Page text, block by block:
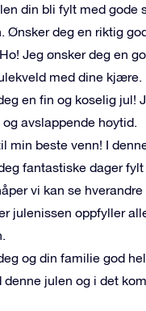
din bli fylt med gode
Ønsker deg en riktig
Jeg ønsker deg en
med dine kjære.
en fin og koselig jul!
avslappende høytid.
min beste venn! I
fantastiske dager
vi kan se hverandre
julenissen oppfyller
og din familie god
denne julen og i det